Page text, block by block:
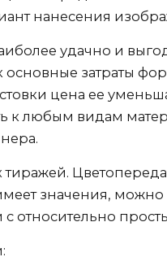
нанесения
удачно и
затраты
цена ее
к любым видам
значения,
с относительно